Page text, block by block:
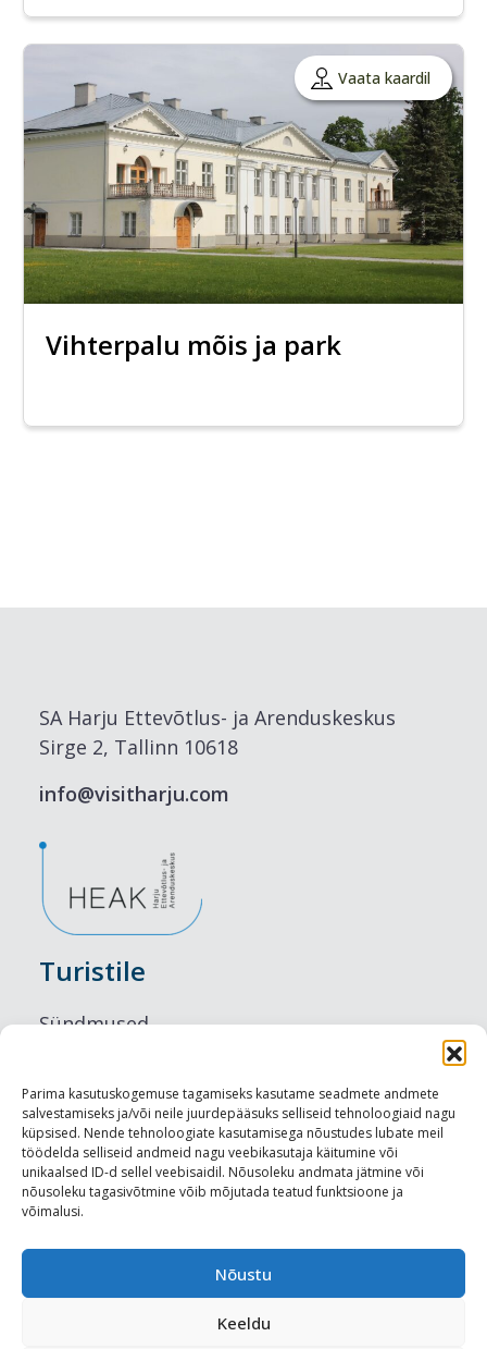
Parima kasutuskogemuse tagamiseks kasutame seadmete andmete
salvestamiseks ja/või neile juurdepääsuks selliseid tehnoloogiaid nagu
küpsised. Nende tehnoloogiate kasutamisega nõustudes lubate meil
töödelda selliseid andmeid nagu veebikasutaja käitumine või
unikaalsed ID-d sellel veebisaidil. Nõusoleku andmata jätmine või
nõusoleku tagasivõtmine võib mõjutada teatud funktsioone ja
võimalusi.
Nõustu
Keeldu
Vaata kaardil
Vihterpalu mõis ja park
SA Harju Ettevõtlus- ja Arenduskeskus
Sirge 2, Tallinn 10618
info@visitharju.com
Turistile
Sündmused
Maitseelamused
Vaatamisväärsused
Visit Tallinn
Turismiprofessionaalile
Harju-, Rapla- ja Läänemaa DMO